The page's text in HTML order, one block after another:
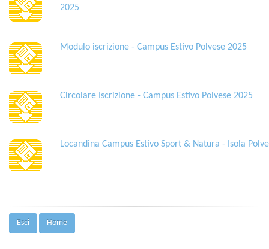
2025
Modulo iscrizione - Campus Estivo Polvese 2025
Circolare Iscrizione - Campus Estivo Polvese 2025
Locandina Campus Estivo Sport & Natura - Isola
Esci Home